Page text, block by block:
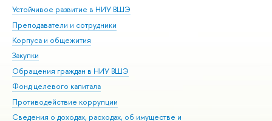
Устойчивое развитие в НИУ ВШЭ
Преподаватели и сотрудники
Корпуса и общежития
Закупки
Обращения граждан в НИУ ВШЭ
Фонд целевого капитала
Противодействие коррупции
Сведения о доходах, расходах, об имуществе и